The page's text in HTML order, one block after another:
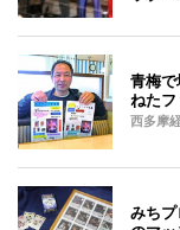
青梅
ねた
西多摩
みち